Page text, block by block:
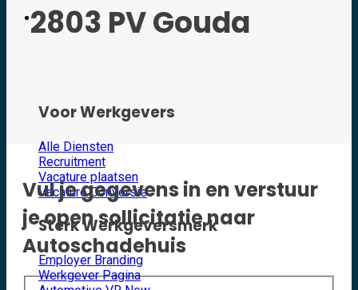
Werkgever
Voor Werkgevers
Alle Diensten
Recruitment
Vacature plaatsen
Vacature Conversie
Sterk Werkgeversmerk
Employer Branding
Werkgever Pagina
2803 PV Gouda
Vul je gegevens in en verstuur
je open sollicitatie naar
Autoschadehuis